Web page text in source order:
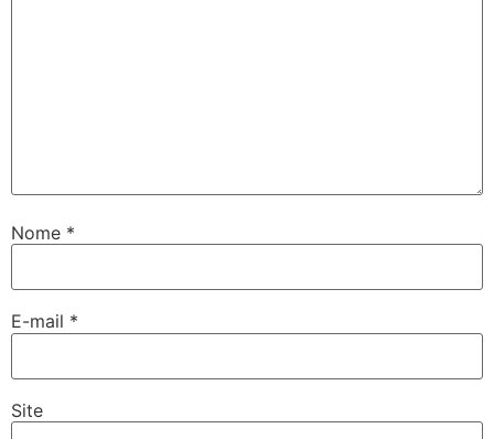
Nome *
E-mail *
Site